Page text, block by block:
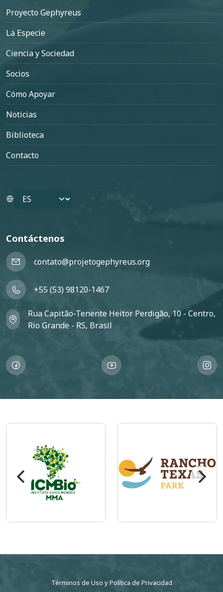
Pie de página
Proyecto Gephyreus
La Especie
Ciencia y Sociedad
Socios
Cómo Apoyar
Noticias
Biblioteca
Contacto
Select your language
Contáctenos
contato@projetogephyreus.org
+55 (53) 98120-1467
Rua Capitão-Tenente Heitor Perdigão, 10 - Centro,
Rio Grande - RS, Brasil
Imagem Imagem
Términos de Uso yPolítica de Privacidad